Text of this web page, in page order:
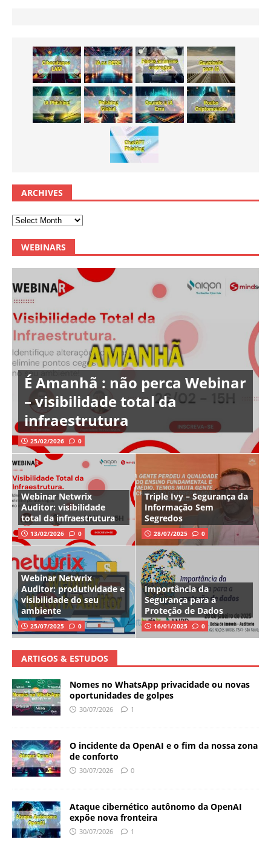
ARCHIVES
WEBINARS
É Amanhã : não perca Webinar
– visibilidade total da
infraestrutura
25/02/2026 0
Webinar Netwrix
Auditor: visibilidade
total da infraestrutura
13/02/2026 0
Triple Ivy – Segurança da
Informação Sem
Segredos
28/07/2025 0
Webinar Netwrix
Auditor: produtividade e
visibilidade do seu
ambiente
25/07/2025 0
Importância da
Segurança para a
Proteção de Dados
16/01/2025 0
ARTIGOS & ESTUDOS
Nomes no WhatsApp privacidade ou novas
oportunidades de golpes
30/07/2026 1
O incidente da OpenAI e o fim da nossa zona
de conforto
30/07/2026 0
Ataque cibernético autônomo da OpenAI
expõe nova fronteira
30/07/2026 1